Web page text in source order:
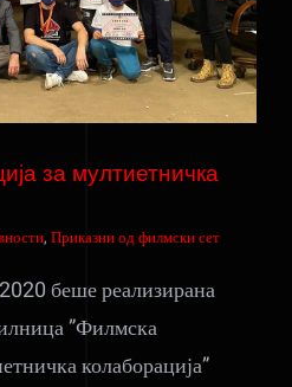
за мултиетничка
, Приказни од филмски сет
беше реализирана
”Филмска
колаборација”